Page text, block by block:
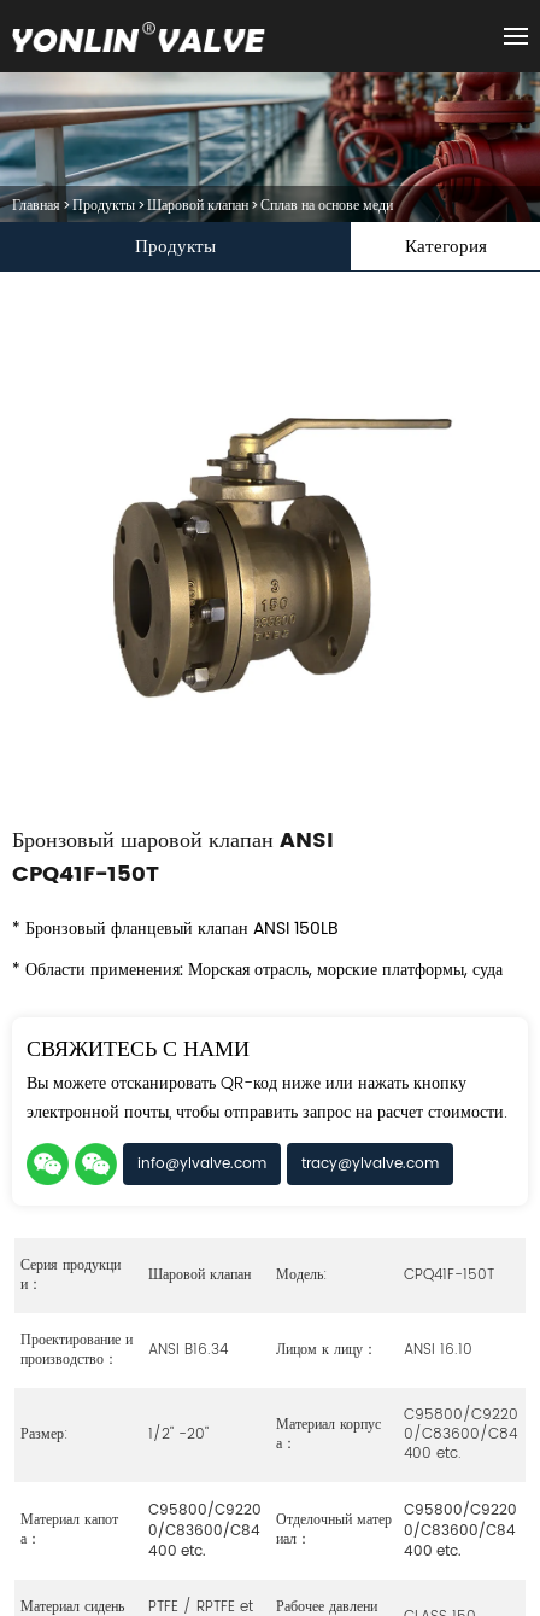
Главная>Продукты>Шаровой клапан>Сплав на основе меди
Продукты Категория
Бронзовый шаровой клапан ANSI
CPQ41F-150T
* Бронзовый фланцевый клапан ANSI 150LB
* Области применения: Морская отрасль, морские платформы, суда
СВЯЖИТЕСЬ С НАМИ
Вы можете отсканировать QR-код ниже или нажать кнопку
электронной почты, чтобы отправить запрос на расчет стоимости.
info@ylvalve.com tracy@ylvalve.com
Серия продукци
и：
Шаровой клапан Модель: CPQ41F-150T
Проектирование и
производство：
ANSI B16.34 Лицом к лицу： ANSI 16.10
Размер: 1/2" -20"
Материал корпус
а：
C95800/C9220
0/C83600/C84
400 etc.
Материал капот
а：
C95800/C9220
0/C83600/C84
400 etc.
Отделочный матер
иал：
C95800/C9220
0/C83600/C84
400 etc.
Материал сидень
PTFE / RPTFE et
Рабочее давлени